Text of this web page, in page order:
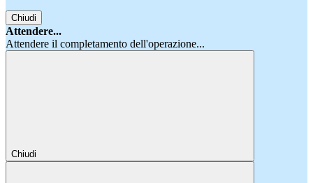
Chiudi
Attendere...
Attendere il completamento dell'operazione...
Chiudi